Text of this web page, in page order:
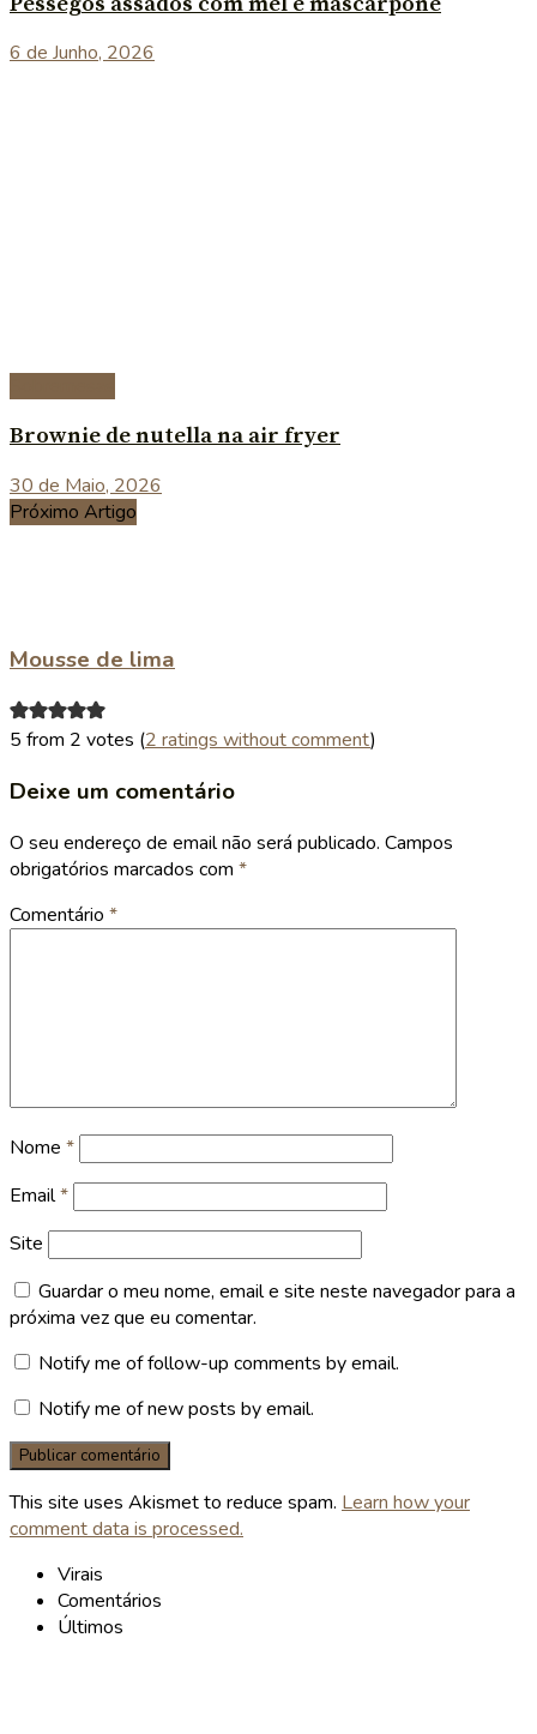
6 de Junho, 2026
Brownie de nutella na air fryer
30 de Maio, 2026
Próximo Artigo
Mousse de lima
5 from 2 votes (2 ratings without comment)
Deixe um comentário
O seu endereço de email não será publicado. Campos
obrigatórios marcados com *
Comentário *
Nome *
Email*
Site
Guardar o meu nome, email e site neste navegador para a
próxima vez que eu comentar.
Notify me of follow-up comments by email.
Notify me of new posts by email.
This site uses Akismet to reduce spam. Learn how your
comment data is processed.
Virais
Comentários
Últimos